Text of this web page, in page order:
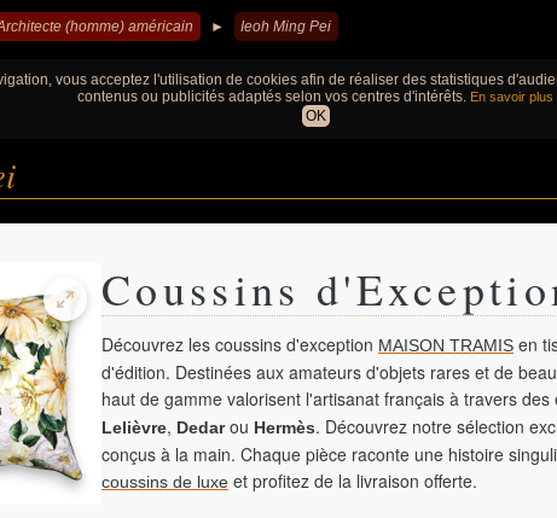
(homme) américain ► Ieoh Ming Pei
vous acceptez l'utilisation de cookies afin de réaliser des statistiques
contenus ou publicités adaptés selon vos centres d'intérêts. En savoir plus
OK
Coussins
Découvrez les coussins d'exception MAISON TRAMIS en
d'édition. Destinées aux amateurs d'objets rares et de
haut de gamme valorisent l'artisanat français à travers des
Lelièvre, Dedarou Hermès. Découvrez notre sélection
conçus à la main. Chaque pièce raconte une histoire
coussins de luxe et profitez de la livraison offerte.